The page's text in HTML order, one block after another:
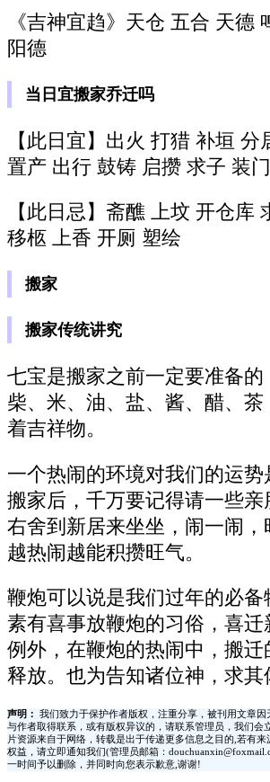
《吉神宜趋》天仓 五合 天德
阳德
当日宜搬家乔迁吗
【此日宜】出火 打猎 补垣 分
置产 出行 鼓铸 启攒 求子 装
【此日忌】斋醮 上坟 开仓库
移柩 上香 开厕 塑绘
搬家
搬家传统讲究
七宝是搬家之前一定要准备的
柴、米、油、盐、酱、醋、茶
着吉祥物。
一个热闹的环境对我们的运势
搬家后，千万要记得请一些亲
右舍到新居来坐坐，闹一闹，
越热闹越能积攒旺气。
鞭炮可以说是我们过年的必备
素有喜事放鞭炮的习俗，喜
例外，在鞭炮的热闹中，搬迁
释放。也为告知诸位神，求其
声明：
我们致力于保护作者版权，注重分享，被刊用文章
与作者取得联系，或有版权异议的，请联系管理员，我们会
片资源来自于网络，转载是出于传递更多信息之目的,若有
权益，请立即通知我们(管理员邮箱：
一时间予以删除，并同时向您表示歉意,谢谢!